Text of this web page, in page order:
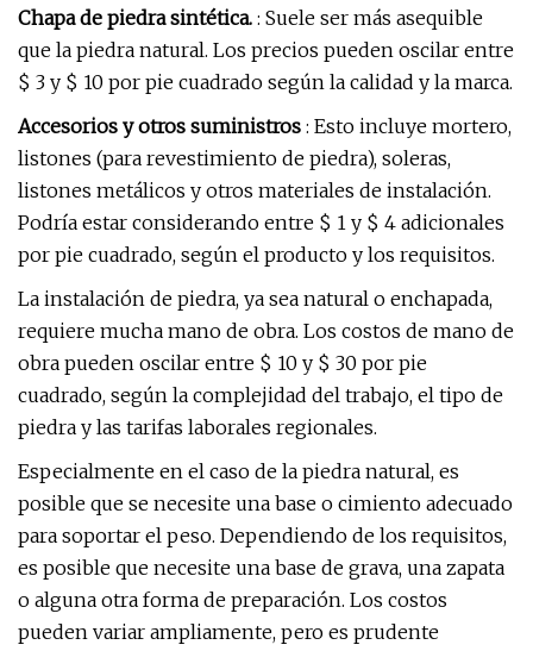
Chapa de piedra sintética. : Suele ser más asequible
que la piedra natural. Los precios pueden oscilar entre
$ 3 y $ 10 por pie cuadrado según la calidad y la marca.
Accesorios y otros suministros : Esto incluye mortero,
listones (para revestimiento de piedra), soleras,
listones metálicos y otros materiales de instalación.
Podría estar considerando entre $ 1 y $ 4 adicionales
por pie cuadrado, según el producto y los requisitos.
La instalación de piedra, ya sea natural o enchapada,
requiere mucha mano de obra. Los costos de mano de
obra pueden oscilar entre $ 10 y $ 30 por pie
cuadrado, según la complejidad del trabajo, el tipo de
piedra y las tarifas laborales regionales.
Especialmente en el caso de la piedra natural, es
posible que se necesite una base o cimiento adecuado
para soportar el peso. Dependiendo de los requisitos,
es posible que necesite una base de grava, una zapata
o alguna otra forma de preparación. Los costos
pueden variar ampliamente, pero es prudente